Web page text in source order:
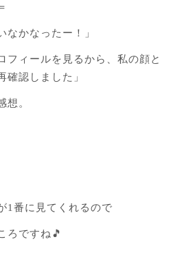
なかなったー！」
フィールを見るから、私の顔と
確認しました」
想。
1番に見てくれるので
ろですね🎵